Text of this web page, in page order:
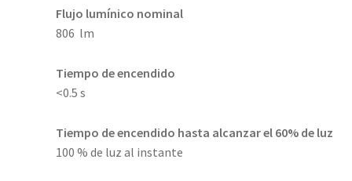
Flujo lumínico nominal
806 lm
Tiempo de encendido
<0.5 s
Tiempo de encendido hasta alcanzar el 60% de luz
100 % de luz al instante